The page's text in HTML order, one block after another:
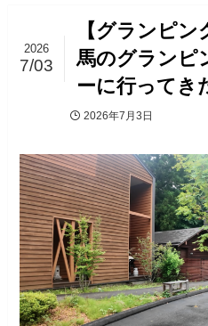
【グランピ
馬のグランピ
ーに行ってき
2026
7/03
2026年7月3日